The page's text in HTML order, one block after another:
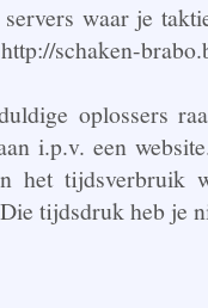
servers waar je
oplossers
i.p.v. een
het tijdsverbruik
tijdsdruk heb je